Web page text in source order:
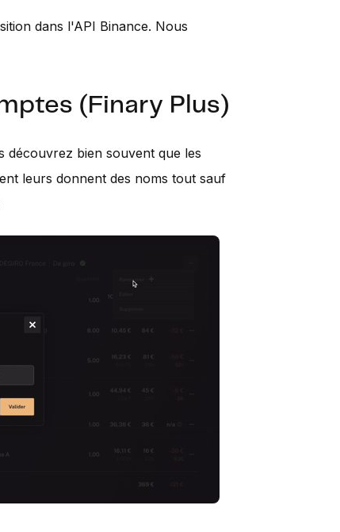
dans l'API Binance. Nous
(Finary Plus)
bien souvent que les
leurs donnent des noms tout sauf